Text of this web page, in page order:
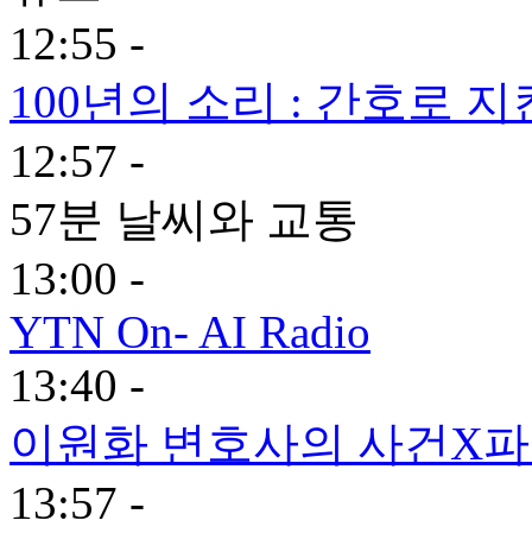
12:55 -
100년의 소리 : 간호로 지
12:57 -
57분 날씨와 교통
13:00 -
YTN On- AI Radio
13:40 -
이원화 변호사의 사건X
13:57 -